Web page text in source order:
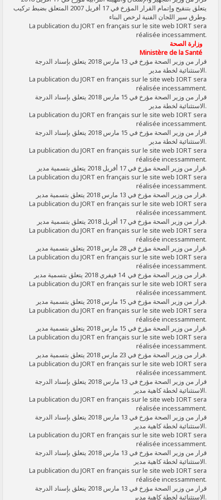
يتعلق بتنقيح وإتمام القرار المؤرخ في 17 أفريل 2007 المتعلق بضبط تركيب
وطرق سير اللجان الفنية لرخص البناء.
La publication du JORT en français sur le site web IORT sera
réalisée incessamment.
وزارة الصحة
Ministère de la Santé
الاستثنائية لخطة مدير.
La publication du JORT en français sur le site web IORT sera
réalisée incessamment.
الاستثنائية لخطة مدير.
La publication du JORT en français sur le site web IORT sera
réalisée incessamment.
الاستثنائية لخطة مدير.
La publication du JORT en français sur le site web IORT sera
réalisée incessamment.
قرار من وزير الصحة مؤرخ في 17 أفريل 2018 يتعلق بتسمية مدير.
La publication du JORT en français sur le site web IORT sera
réalisée incessamment.
قرار من وزير الصحة مؤرخ في 13 مارس 2018 يتعلق بتسمية مدير.
La publication du JORT en français sur le site web IORT sera
réalisée incessamment.
قرار من وزير الصحة مؤرخ في 17 أفريل 2018 يتعلق بتسمية مدير.
La publication du JORT en français sur le site web IORT sera
réalisée incessamment.
قرار من وزير الصحة مؤرخ في 28 مارس 2018 يتعلق بتسمية مدير.
La publication du JORT en français sur le site web IORT sera
réalisée incessamment.
قرار من وزير الصحة مؤرخ في 14 فيفري 2018 يتعلق بتسمية مدير.
La publication du JORT en français sur le site web IORT sera
réalisée incessamment.
قرار من وزير الصحة مؤرخ في 15 مارس 2018 يتعلق بتسمية مدير.
La publication du JORT en français sur le site web IORT sera
réalisée incessamment.
قرار من وزير الصحة مؤرخ في 15 مارس 2018 يتعلق بتسمية مدير.
La publication du JORT en français sur le site web IORT sera
réalisée incessamment.
قرار من وزير الصحة مؤرخ في 23 مارس 2018 يتعلق بتسمية مدير.
La publication du JORT en français sur le site web IORT sera
réalisée incessamment.
الاستثنائية لخطة كاهية مدير.
La publication du JORT en français sur le site web IORT sera
réalisée incessamment.
الاستثنائية لخطة كاهية مدير.
La publication du JORT en français sur le site web IORT sera
réalisée incessamment.
الاستثنائية لخطة كاهية مدير.
La publication du JORT en français sur le site web IORT sera
réalisée incessamment.
الاستثنائية لخطة كاهية مدير.